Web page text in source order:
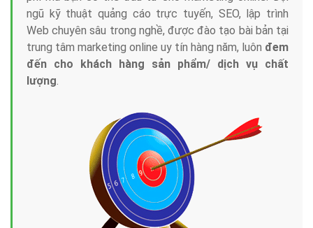
ngũ kỹ thuật quảng cáo trực tuyến, SEO, lập trình
Web chuyên sâu trong nghề, được đào tạo bài bản tại
trung tâm marketing online uy tín hàng năm, luôn đem
đến cho khách hàng sản phẩm/ dịch vụ chất
lượng.